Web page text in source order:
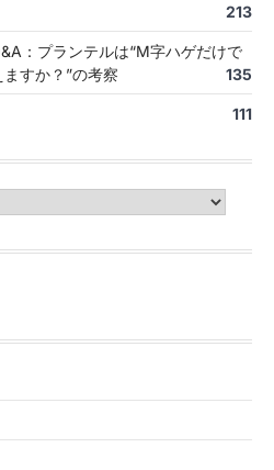
213
：プランテルは“M字ハゲだけで
すか？”の考察
135
111